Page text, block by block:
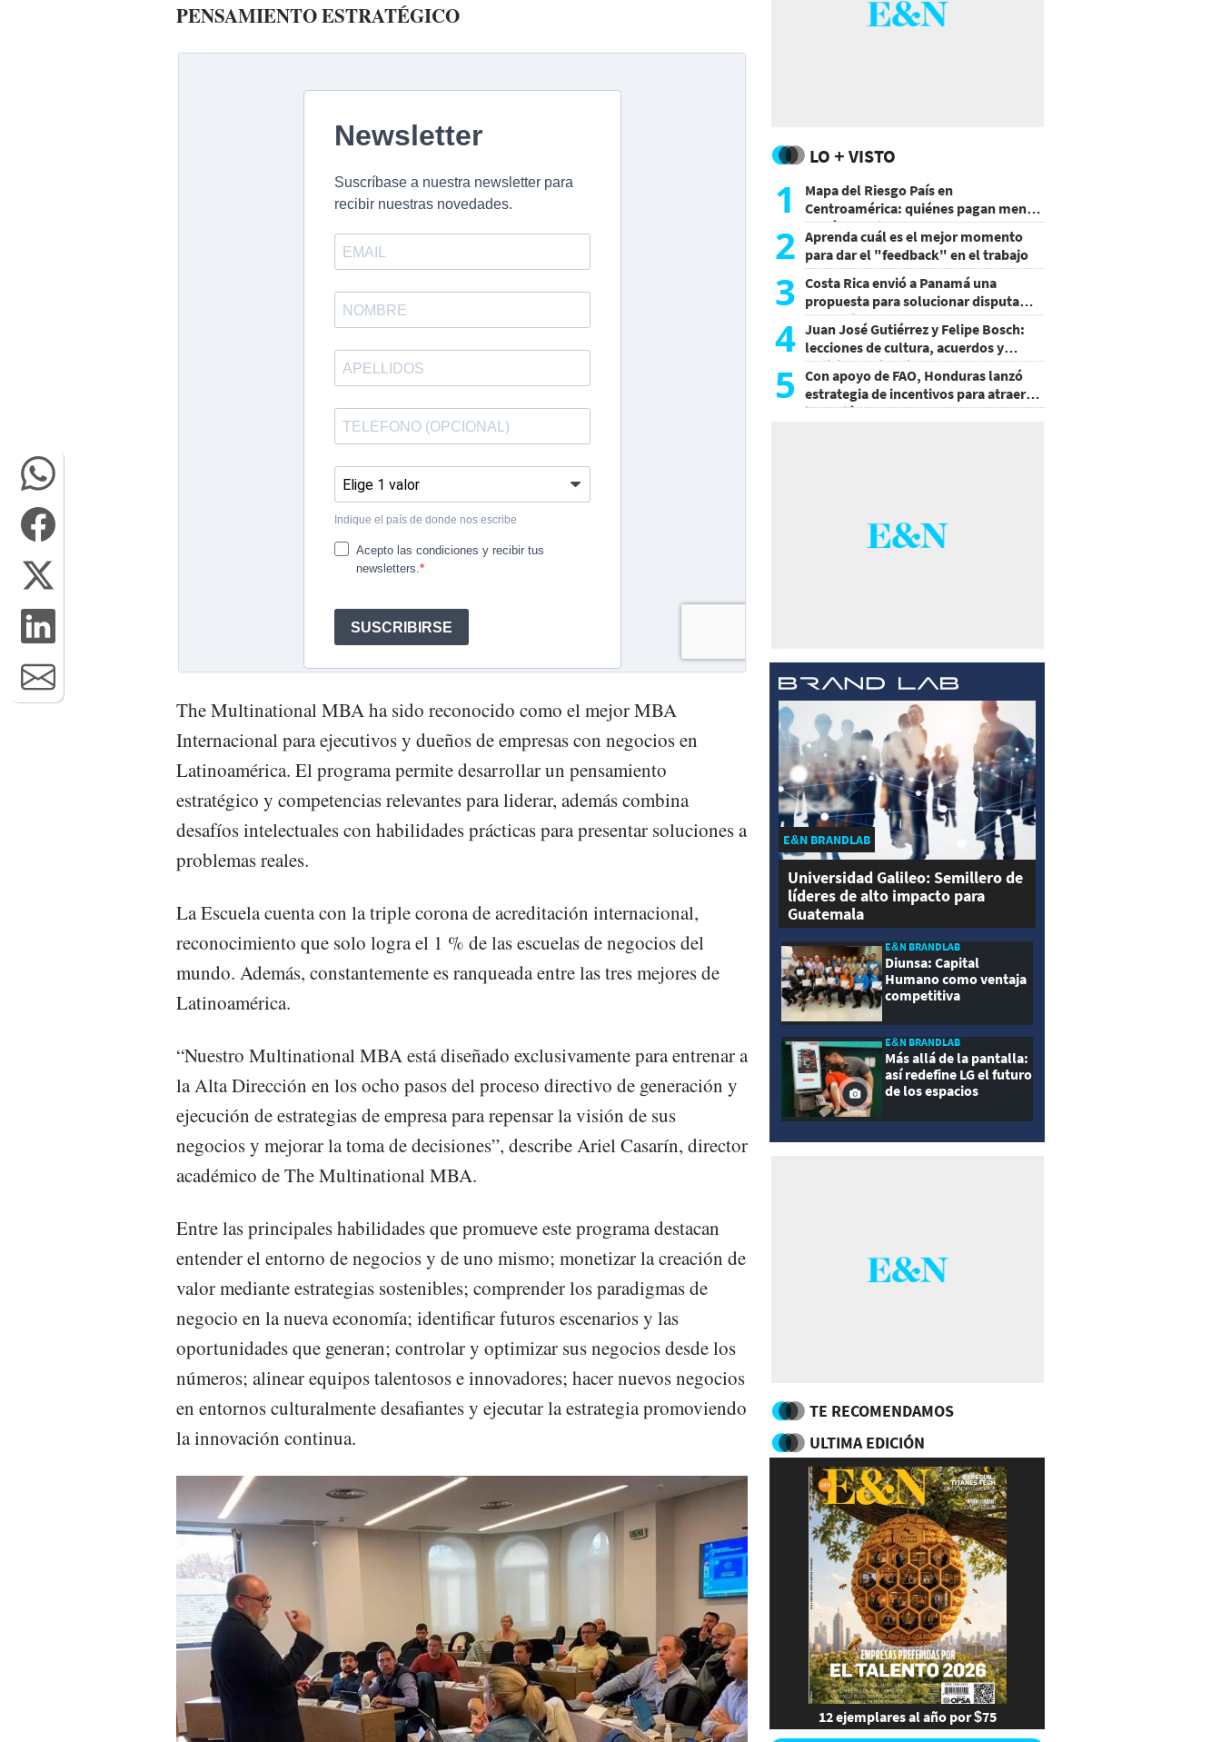
PENSAMIENTO ESTRATÉGICO
The Multinational MBA ha sido reconocido como el mejor MBA
Internacional para ejecutivos y dueños de empresas con negocios en
Latinoamérica. El programa permite desarrollar un pensamiento
estratégico y competencias relevantes para liderar, además combina
desafíos intelectuales con habilidades prácticas para presentar soluciones a
problemas reales.
La Escuela cuenta con la triple corona de acreditación internacional,
reconocimiento que solo logra el 1 % de las escuelas de negocios del
mundo. Además, constantemente es ranqueada entre las tres mejores de
Latinoamérica.
“Nuestro Multinational MBA está diseñado exclusivamente para entrenar a
la Alta Dirección en los ocho pasos del proceso directivo de generación y
ejecución de estrategias de empresa para repensar la visión de sus
negocios y mejorar la toma de decisiones”, describe Ariel Casarín, director
académico de The Multinational MBA.
Entre las principales habilidades que promueve este programa destacan
entender el entorno de negocios y de uno mismo; monetizar la creación de
valor mediante estrategias sostenibles; comprender los paradigmas de
negocio en la nueva economía; identificar futuros escenarios y las
oportunidades que generan; controlar y optimizar sus negocios desde los
números; alinear equipos talentosos e innovadores; hacer nuevos negocios
en entornos culturalmente desafiantes y ejecutar la estrategia promoviendo
la innovación continua.
LO + VISTO
1
Mapa del Riesgo País en
Centroamérica: quiénes pagan menos
y cuáles mejoraron
2 Aprenda cuál es el mejor momento
para dar el "feedback" en el trabajo
3 Costa Rica envió a Panamá una
propuesta para solucionar disputa
comercial
4 Juan José Gutiérrez y Felipe Bosch:
lecciones de cultura, acuerdos y
decisiones sin miedo
5
Con apoyo de FAO, Honduras lanzó
estrategia de incentivos para atraer
inversión al agro
E&N BRANDLAB
Universidad Galileo: Semillero de
líderes de alto impacto para
Guatemala
E&N BRANDLAB
Diunsa: Capital
Humano como ventaja
competitiva
E&N BRANDLAB
Más allá de la pantalla:
así redefine LG el futuro
de los espacios
TE RECOMENDAMOS
ULTIMA EDICIÓN
12 ejemplares al año por $75